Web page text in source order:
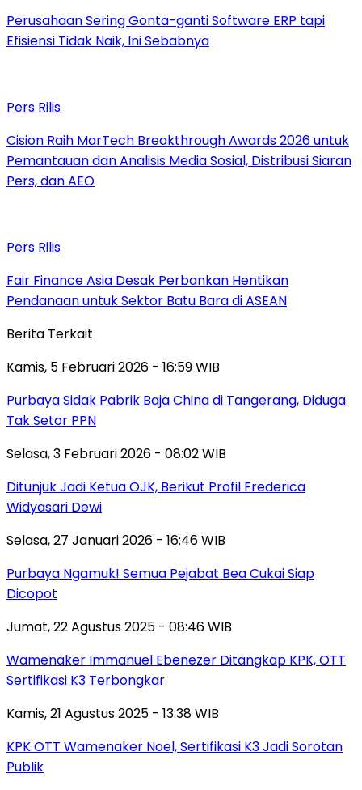
Perusahaan Sering Gonta-ganti Software ERP tapi
Efisiensi Tidak Naik, Ini Sebabnya
Pers Rilis
Cision Raih MarTech Breakthrough Awards 2026 untuk
Pemantauan dan Analisis Media Sosial, Distribusi Siaran
Pers, dan AEO
Pers Rilis
Fair Finance Asia Desak Perbankan Hentikan
Pendanaan untuk Sektor Batu Bara di ASEAN
Berita Terkait
Kamis, 5 Februari 2026 - 16:59 WIB
Purbaya Sidak Pabrik Baja China di Tangerang, Diduga
Tak Setor PPN
Selasa, 3 Februari 2026 - 08:02 WIB
Ditunjuk Jadi Ketua OJK, Berikut Profil Frederica
Widyasari Dewi
Selasa, 27 Januari 2026 - 16:46 WIB
Purbaya Ngamuk! Semua Pejabat Bea Cukai Siap
Dicopot
Jumat, 22 Agustus 2025 - 08:46 WIB
Wamenaker Immanuel Ebenezer Ditangkap KPK, OTT
Sertifikasi K3 Terbongkar
Kamis, 21 Agustus 2025 - 13:38 WIB
KPK OTT Wamenaker Noel, Sertifikasi K3 Jadi Sorotan
Publik